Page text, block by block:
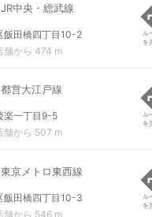
JR中央・総武線
飯田橋四丁目10-2
舗から 474 m
ル
を
都営大江戸線
楽一丁目9-5
舗から 507 m
ル
を
東京メトロ東西線
飯田橋四丁目10-3
舗から 546 m
ル
を